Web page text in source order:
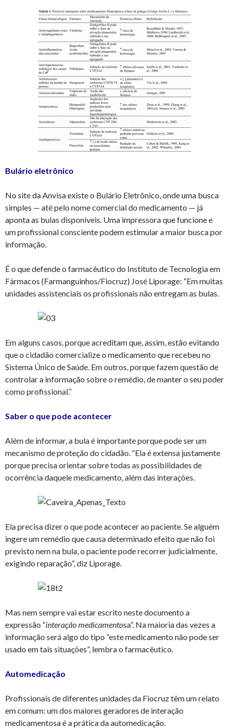
Bulário eletrônico
No site da Anvisa existe o Bulário Eletrônico, onde uma busca
simples — até pelo nome comercial do medicamento — já
aponta as bulas disponíveis. Uma impressora que funcione e
um profissional consciente podem estimular a maior busca por
informação.
É o que defende o farmacêutico do Instituto de Tecnologia em
Fármacos (Farmanguinhos/Fiocruz) José Liporage: “Em muitas
unidades assistenciais os profissionais não entregam as bulas.
Em alguns casos, porque acreditam que, assim, estão evitando
que o cidadão comercialize o medicamento que recebeu no
Sistema Único de Saúde. Em outros, porque fazem questão de
controlar a informação sobre o remédio, de manter o seu poder
como profissional.”
Saber o que pode acontecer
Além de informar, a bula é importante porque pode ser um
mecanismo de proteção do cidadão. “Ela é extensa justamente
porque precisa orientar sobre todas as possibilidades de
ocorrência daquele medicamento, além das interações.
Ela precisa dizer o que pode acontecer ao paciente. Se alguém
ingere um remédio que causa determinado efeito que não foi
previsto nem na bula, o paciente pode recorrer judicialmente,
exigindo reparação”, diz Liporage.
Mas nem sempre vai estar escrito neste documento a
expressão “interação medicamentosa”. Na maioria das vezes a
informação será algo do tipo “este medicamento não pode ser
usado em tais situações”, lembra o farmacêutico.
Automedicação
Profissionais de diferentes unidades da Fiocruz têm um relato
em comum: um dos maiores geradores de interação
medicamentosa é a prática da automedicação.